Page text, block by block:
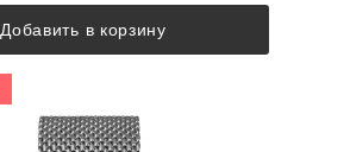
Добавить в корзину